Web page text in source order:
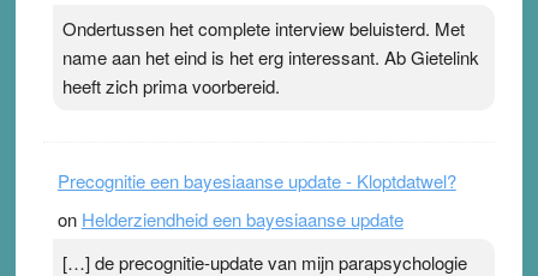
Pleisterplakkers in de topspsort ›[...]
Ondertussen het complete interview beluisterd. Met
name aan het eind is het erg interessant. Ab Gietelink
heeft zich prima voorbereid.
Precognitie een bayesiaanse update - Kloptdatwel?
on Helderziendheid een bayesiaanse update
[…] de precognitie-update van mijn parapsychologie